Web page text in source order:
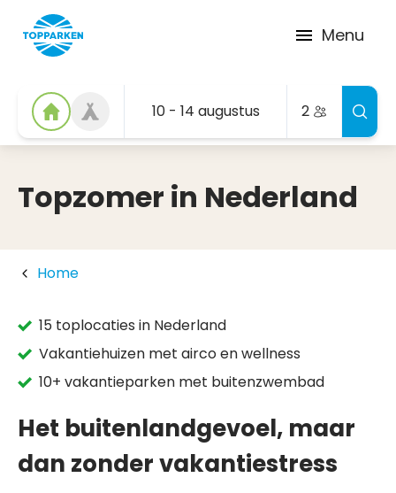
Menu
10 - 14 augustus 2
Topzomer in Nederland
Home
15 toplocaties in Nederland
Vakantiehuizen met airco en wellness
10+ vakantieparken met buitenzwembad
Het buitenlandgevoel, maar
dan zonder vakantiestress